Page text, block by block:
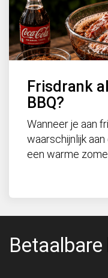
Frisdrank
BBQ?
Wanneer je aan
waarschijnlijk
een warme